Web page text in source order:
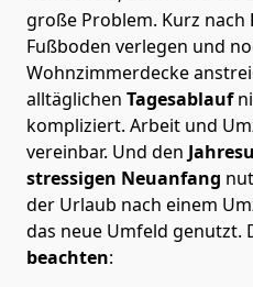
große Problem. Kurz nach
Fußboden verlegen und
Wohnzimmerdecke
alltäglichen Tagesablauf
kompliziert. Arbeit und
vereinbar. Und den
stressigen Neuanfang
der Urlaub nach einem
das neue Umfeld genutzt.
beachten: